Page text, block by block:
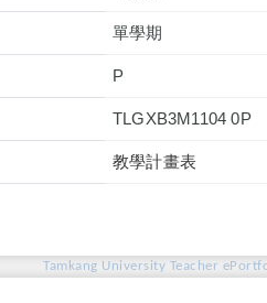
單學期
P
TLGXB3M1104 0P
教學計畫表
Tamkang University Teacher